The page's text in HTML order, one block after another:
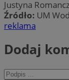
Justyna
Źródło: UM
reklama
Dodaj